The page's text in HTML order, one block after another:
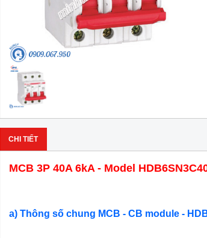
CHI TIẾT
MCB 3P 40A 6kA - Model
a) Thông số chung MCB - CB module -